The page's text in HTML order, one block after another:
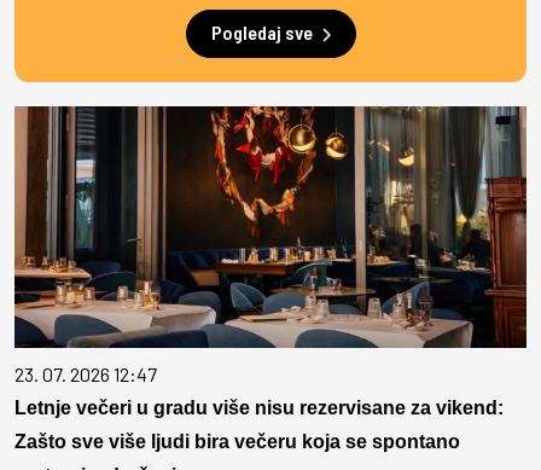
Pogledaj sve
23. 07. 2026 12:47
Letnje večeri u gradu više nisu rezervisane za vikend:
Zašto sve više ljudi bira večeru koja se spontano